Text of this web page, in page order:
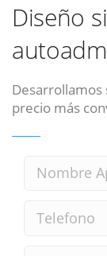
Diseño
precio más